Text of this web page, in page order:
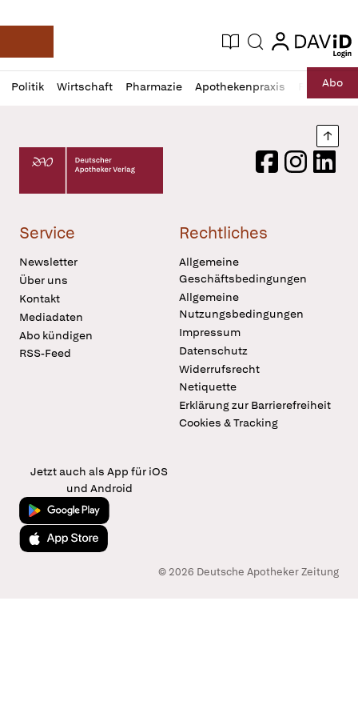
Deutsche Apotheker Zeitung
Aktuelle Ausgabe
Suche login
login
Politik Wirtschaft Pharmazie Apothekenpraxis RechtAbo
Profil
öffnen
Daz
Pur
Deutscher Apotheker Verlag Logo
FacebookInstagram
Service
Newsletter
Über uns
Kontakt
Mediadaten
Abo kündigen
RSS-Feed
Rechtliches
Allgemeine
Geschäftsbedingungen
Allgemeine
Nutzungsbedingungen
Impressum
Datenschutz
Widerrufsrecht
Netiquette
Erklärung zur Barrierefreiheit
Cookies & Tracking
Jetzt auch als App für iOS
und Android
Jetzt bei Google Play
Laden im App Store
© 2026 Deutsche Apotheker Zeitung